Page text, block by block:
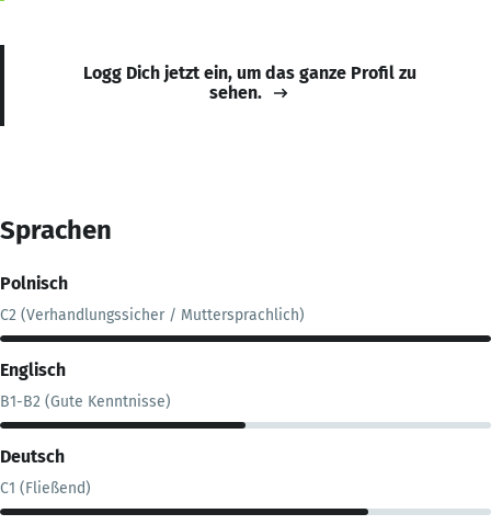
Logg Dich jetzt ein, um das ganze Profil zu
sehen.
Sprachen
Polnisch
C2 (Verhandlungssicher / Muttersprachlich)
Englisch
B1-B2 (Gute Kenntnisse)
Deutsch
C1 (Fließend)